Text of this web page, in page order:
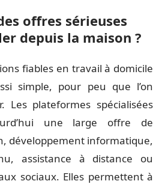
offres sérieuses
depuis la maison ?
fiables en travail à domicile
simple, pour peu que l’on
Les plateformes spécialisées
une large offre de
développement informatique,
assistance à distance ou
sociaux. Elles permettent à